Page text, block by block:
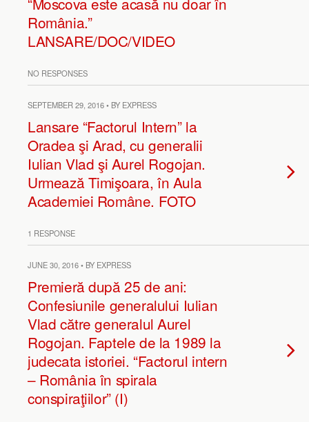
România.”
LANSARE/DOC/VIDEO
NO RESPONSES
SEPTEMBER 29, 2016 • BY EXPRESS
Lansare “Factorul Intern” la
Oradea şi Arad, cu generalii
Iulian Vlad şi Aurel Rogojan.
Urmează Timişoara, în Aula
Academiei Române. FOTO
1 RESPONSE
JUNE 30, 2016 • BY EXPRESS
Premieră după 25 de ani:
Confesiunile generalului Iulian
Vlad către generalul Aurel
Rogojan. Faptele de la 1989 la
judecata istoriei. “Factorul intern
– România în spirala
conspiraţiilor” (I)